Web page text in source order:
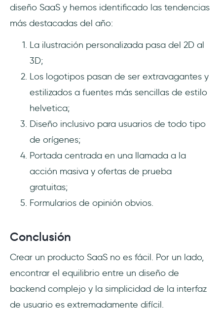
diseño SaaS y hemos identificado las tendencias
más destacadas del año:
La ilustración personalizada pasa del 2D al
3D;
Los logotipos pasan de ser extravagantes y
estilizados a fuentes más sencillas de estilo
helvetica;
Diseño inclusivo para usuarios de todo tipo
de orígenes;
Portada centrada en una llamada a la
acción masiva y ofertas de prueba
gratuitas;
Formularios de opinión obvios.
Conclusión
Crear un producto SaaS no es fácil. Por un lado,
encontrar el equilibrio entre un diseño de
backend complejo y la simplicidad de la interfaz
de usuario es extremadamente difícil.